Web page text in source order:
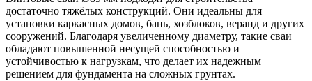
достаточно тяжёлых конструкций. Они идеальны для
установки каркасных домов, бань, хозблоков, веранд и других
сооружений. Благодаря увеличенному диаметру, такие сваи
обладают повышенной несущей способностью и
устойчивостью к нагрузкам, что делает их надежным
решением для фундамента на сложных грунтах.